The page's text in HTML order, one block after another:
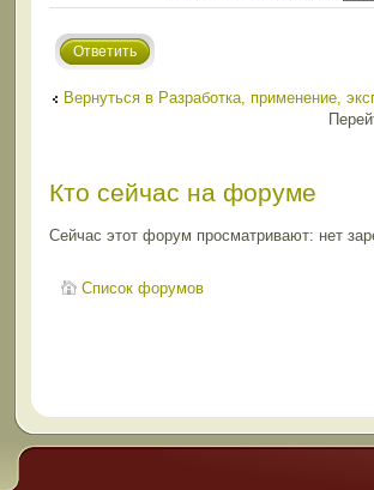
Ответить
Вернуться в Разработка, применение,
Кто сейчас на форуме
Сейчас этот форум просматривают: нет
Список форумов